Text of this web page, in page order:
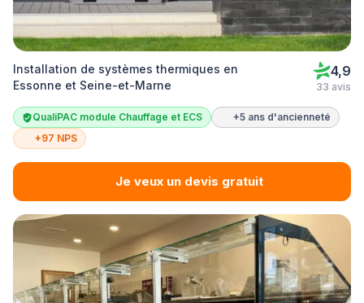
Installation de systèmes thermiques en
Essonne et Seine-et-Marne
4,9
33 avis
QualiPAC module Chauffage et ECS
+5 ans d'ancienneté
+97 NPS
Je veux un devis gratuit